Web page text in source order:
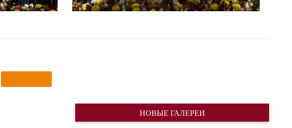
НОВЫЕ ГАЛЕРЕИ